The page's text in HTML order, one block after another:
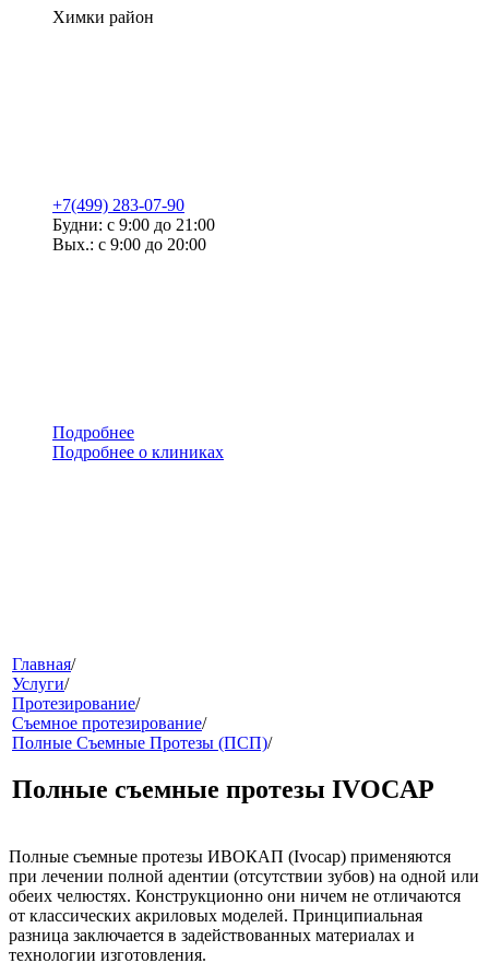
Химки район
+7(499) 283-07-90
Будни: с 9:00 до 21:00
Вых.: с 9:00 до 20:00
Подробнее
Подробнее о клиниках
меню
звонок
Главная/
Услуги/
Протезирование/
Съемное протезирование/
Полные Съемные Протезы (ПСП)/
Полные съемные протезы IVOCAP
Полные съемные протезы ИВОКАП (Ivocap) применяются
при лечении полной адентии (отсутствии зубов) на одной или
обеих челюстях. Конструкционно они ничем не отличаются
от классических акриловых моделей. Принципиальная
разница заключается в задействованных материалах и
технологии изготовления.